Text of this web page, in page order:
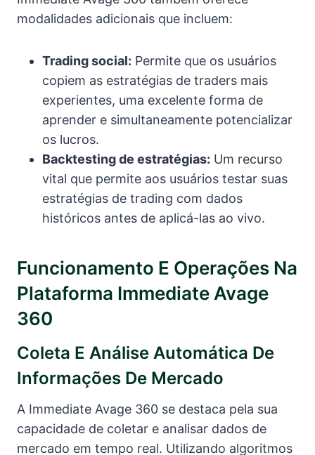
modalidades adicionais que incluem:
Trading social: Permite que os usuários
copiem as estratégias de traders mais
experientes, uma excelente forma de
aprender e simultaneamente potencializar
os lucros.
Backtesting de estratégias: Um recurso
vital que permite aos usuários testar suas
estratégias de trading com dados
históricos antes de aplicá-las ao vivo.
Funcionamento E Operações Na
Plataforma Immediate Avage
360
Coleta E Análise Automática De
Informações De Mercado
A Immediate Avage 360 se destaca pela sua
capacidade de coletar e analisar dados de
mercado em tempo real. Utilizando algoritmos